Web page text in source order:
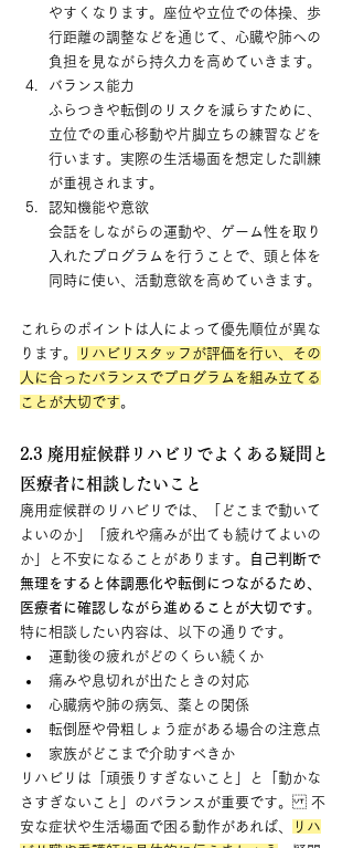
やすくなります。座位や立位での体操、歩
行距離の調整などを通じて、心臓や肺への
負担を見ながら持久力を高めていきます。
バランス能力
ふらつきや転倒のリスクを減らすために、
立位での重心移動や片脚立ちの練習などを
行います。実際の生活場面を想定した訓練
が重視されます。
認知機能や意欲
会話をしながらの運動や、ゲーム性を取り
入れたプログラムを行うことで、頭と体を
同時に使い、活動意欲を高めていきます。
これらのポイントは人によって優先順位が異な
ります。
リハビリスタッフが評価を行い、その
人に合ったバランスでプログラムを組み立てる
ことが大切です。
2.3 廃用症候群リハビリでよくある疑問と
医療者に相談したいこと
廃用症候群のリハビリでは、「どこまで動いて
よいのか」「疲れや痛みが出ても続けてよいの
か」と不安になることがあります。
自己判断で
無理をすると体調悪化や転倒につながるため、
医療者に確認しながら進めることが大切です。
特に相談したい内容は、以下の通りです。
運動後の疲れがどのくらい続くか
痛みや息切れが出たときの対応
心臓病や肺の病気、薬との関係
転倒歴や骨粗しょう症がある場合の注意点
家族がどこまで介助すべきか
リハビリは「頑張りすぎないこと」と「動かな
さすぎないこと」のバランスが重要です。 不
安な症状や生活場面で困る動作があれば、
リハ